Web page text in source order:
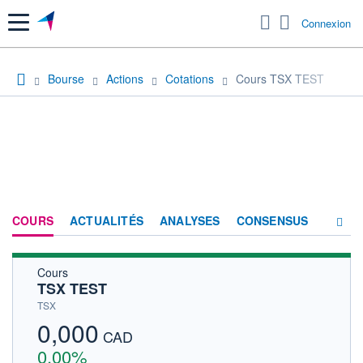
Menu Connexion
Bourse Actions Cotations Cours TSX TEST
COURS ACTUALITÉS ANALYSES CONSENSUS
Cours
TSX TEST
TSX
0,000 CAD
0,00%